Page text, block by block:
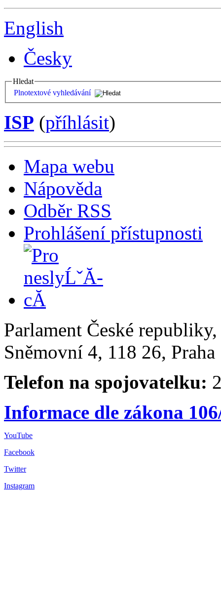
English
Česky
Hledat
Plnotextové vyhledávání
ISP (příhlásit)
Mapa webu
Nápověda
Odběr RSS
Prohlášení přístupnosti
Parlament České
Sněmovní 4, 118 26,
Telefon na spojovatelku:
Informace dle zákona
YouTube
Facebook
Twitter
Instagram